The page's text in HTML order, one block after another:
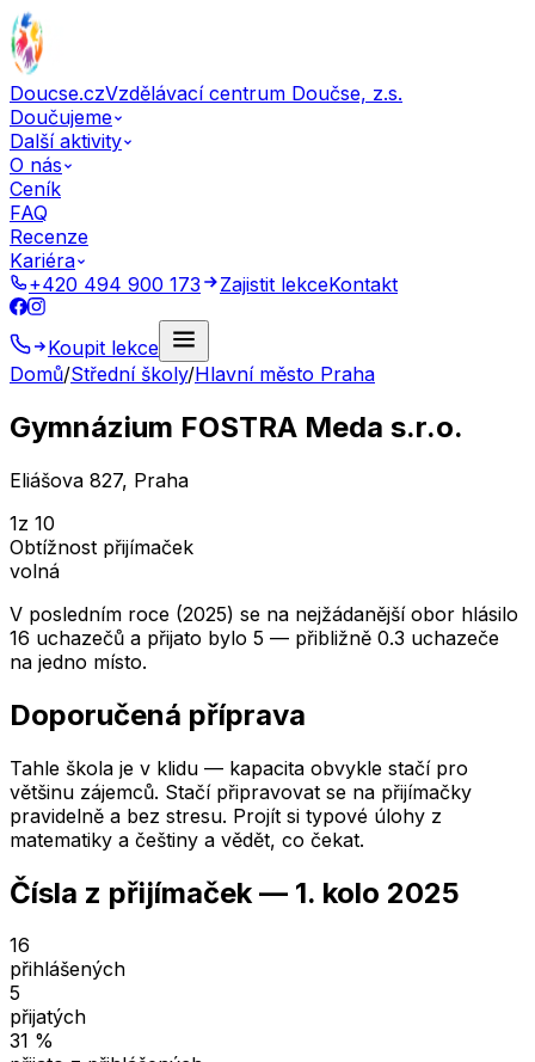
Doucse.czVzdělávací centrum Doučse, z.s.
Doučujeme
Další aktivity
O nás
Ceník
FAQ
Recenze
Kariéra
+420 494 900 173
Zajistit lekceKontakt
Koupit lekce
Domů/Střední školy/Hlavní město Praha
Gymnázium FOSTRA Meda s.r.o.
Eliášova 827, Praha
1z 10
Obtížnost přijímaček
volná
V posledním roce (2025) se na nejžádanější obor hlásilo
16 uchazečů a přijato bylo 5 — přibližně 0.3 uchazeče
na jedno místo.
Doporučená příprava
Tahle škola je v klidu — kapacita obvykle stačí pro
většinu zájemců. Stačí připravovat se na přijímačky
pravidelně a bez stresu. Projít si typové úlohy z
matematiky a češtiny a vědět, co čekat.
Čísla z přijímaček — 1. kolo 2025
16
přihlášených
5
přijatých
31 %